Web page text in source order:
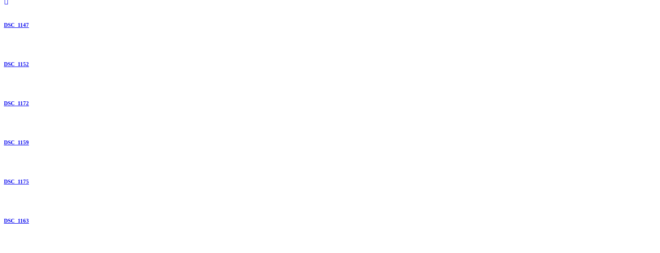
DSC_1147
DSC_1152
DSC_1172
DSC_1159
DSC_1175
DSC_1163